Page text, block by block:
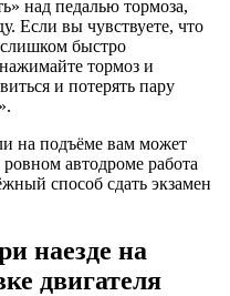
над педалью тормоза,
Если вы чувствуете, что
слишком быстро
тормоз и
и потерять пару
на подъёме вам может
автодроме работа
способ сдать экзамен
наезде на
двигателя